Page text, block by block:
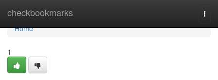
checkbookmarks
Home
Home
1